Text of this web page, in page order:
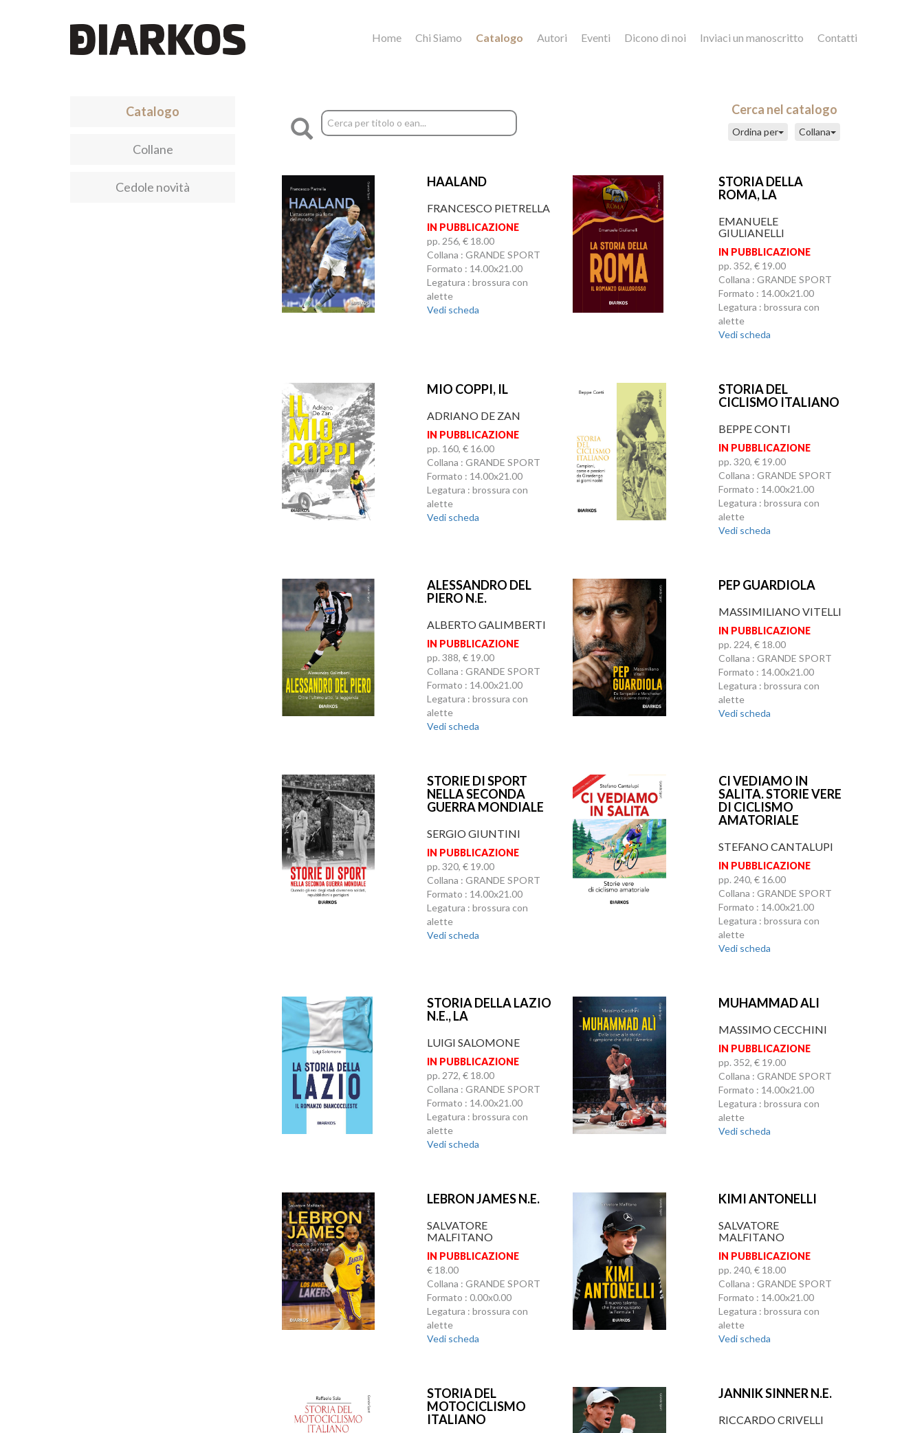
Home Chi Siamo Catalogo Autori Eventi Dicono di noi Inviaci un manoscritto Contatti
Catalogo
Collane
Cedole novità
Cerca nel catalogo
Collana
Ordina per
HAALAND
FRANCESCO PIETRELLA
IN PUBBLICAZIONE
pp. 256, € 18.00
Collana : GRANDE SPORT
Formato : 14.00x21.00
Legatura : brossura con
alette
Vedi scheda
STORIA DELLA
ROMA, LA
EMANUELE
GIULIANELLI
IN PUBBLICAZIONE
pp. 352, € 19.00
Collana : GRANDE SPORT
Formato : 14.00x21.00
Legatura : brossura con
alette
Vedi scheda
MIO COPPI, IL
ADRIANO DE ZAN
IN PUBBLICAZIONE
pp. 160, € 16.00
Collana : GRANDE SPORT
Formato : 14.00x21.00
Legatura : brossura con
alette
Vedi scheda
STORIA DEL
CICLISMO ITALIANO
BEPPE CONTI
IN PUBBLICAZIONE
pp. 320, € 19.00
Collana : GRANDE SPORT
Formato : 14.00x21.00
Legatura : brossura con
alette
Vedi scheda
ALESSANDRO DEL
PIERO N.E.
ALBERTO GALIMBERTI
IN PUBBLICAZIONE
pp. 388, € 19.00
Collana : GRANDE SPORT
Formato : 14.00x21.00
Legatura : brossura con
alette
Vedi scheda
PEP GUARDIOLA
MASSIMILIANO VITELLI
IN PUBBLICAZIONE
pp. 224, € 18.00
Collana : GRANDE SPORT
Formato : 14.00x21.00
Legatura : brossura con
alette
Vedi scheda
STORIE DI SPORT
NELLA SECONDA
GUERRA MONDIALE
SERGIO GIUNTINI
IN PUBBLICAZIONE
pp. 320, € 19.00
Collana : GRANDE SPORT
Formato : 14.00x21.00
Legatura : brossura con
alette
Vedi scheda
CI VEDIAMO IN
SALITA. STORIE VERE
DI CICLISMO
AMATORIALE
STEFANO CANTALUPI
IN PUBBLICAZIONE
pp. 240, € 16.00
Collana : GRANDE SPORT
Formato : 14.00x21.00
Legatura : brossura con
alette
Vedi scheda
STORIA DELLA LAZIO
N.E., LA
LUIGI SALOMONE
IN PUBBLICAZIONE
pp. 272, € 18.00
Collana : GRANDE SPORT
Formato : 14.00x21.00
Legatura : brossura con
alette
Vedi scheda
MUHAMMAD ALI
MASSIMO CECCHINI
IN PUBBLICAZIONE
pp. 352, € 19.00
Collana : GRANDE SPORT
Formato : 14.00x21.00
Legatura : brossura con
alette
Vedi scheda
LEBRON JAMES N.E.
SALVATORE
MALFITANO
IN PUBBLICAZIONE
€ 18.00
Collana : GRANDE SPORT
Formato : 0.00x0.00
Legatura : brossura con
alette
Vedi scheda
KIMI ANTONELLI
SALVATORE
MALFITANO
IN PUBBLICAZIONE
pp. 240, € 18.00
Collana : GRANDE SPORT
Formato : 14.00x21.00
Legatura : brossura con
alette
Vedi scheda
STORIA DEL
MOTOCICLISMO
ITALIANO
JANNIK SINNER N.E.
RICCARDO CRIVELLI